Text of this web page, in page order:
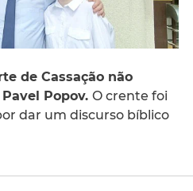
de Cassação não
Popov. O crente foi
dar um discurso bíblico